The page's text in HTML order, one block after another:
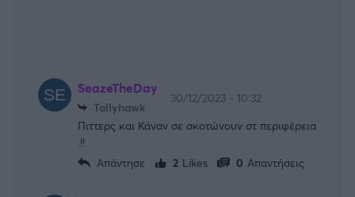
SeazeTheDay
Tallyhawk
30/12/2023 - 10:32
Πιττερς και Κάναν σε σκοτώνουν στ περιφέρεια
.!!
Απάντησε
2 Likes 0 Απαντήσεις